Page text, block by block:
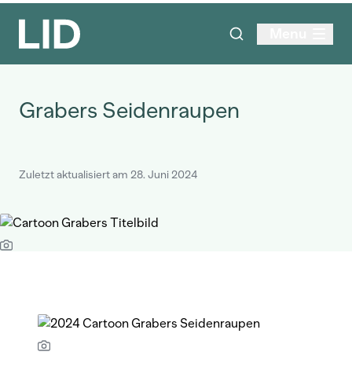
Grabers Seidenraupen
Zuletzt aktualisiert am 28. Juni 2024